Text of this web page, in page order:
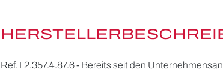
Ref. L2.357.4.87.6 - Bereits seit den